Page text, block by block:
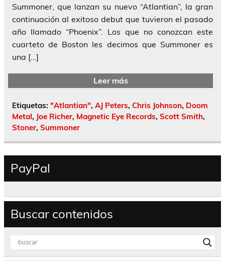
Summoner, que lanzan su nuevo “Atlantian”, la gran
continuación al exitoso debut que tuvieron el pasado
año llamado “Phoenix”. Los que no conozcan este
cuarteto de Boston les decimos que Summoner es
una […]
Leer más
Etiquetas: "Atlantian", AJ Peters, Chris Johnson, Doom
Metal, Joe Richer, Magnetic Eye Records, Scott Smith,
Stoner, Summoner
PayPal
Buscar contenidos